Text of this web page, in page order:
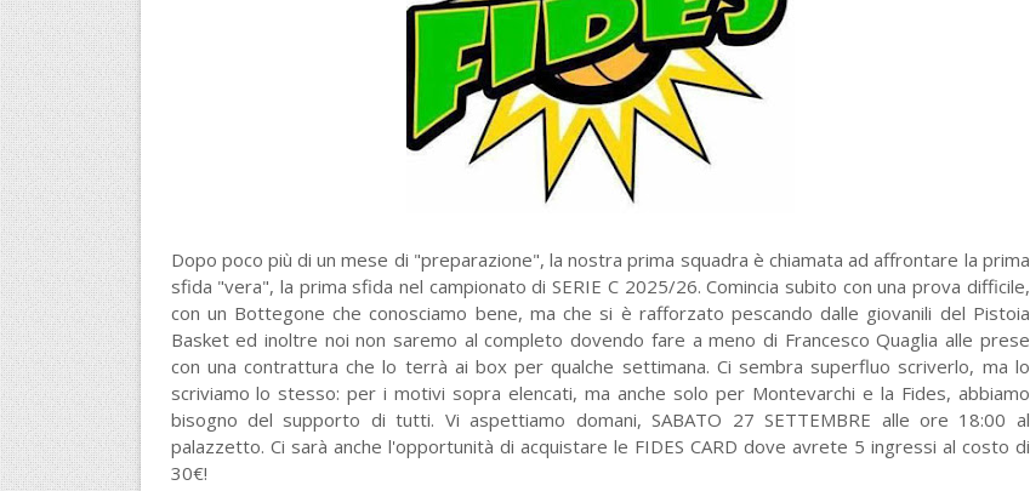
Dopo poco più di un mese di "preparazione", la nostra prima squadra è chiamata ad affrontare la prima
sfida "vera", la prima sfida nel campionato di SERIE C 2025/26. Comincia subito con una prova difficile,
con un Bottegone che conosciamo bene, ma che si è rafforzato pescando dalle giovanili del Pistoia
Basket ed inoltre noi non saremo al completo dovendo fare a meno di Francesco Quaglia alle prese
con una contrattura che lo terrà ai box per qualche settimana. Ci sembra superfluo scriverlo, ma lo
scriviamo lo stesso: per i motivi sopra elencati, ma anche solo per Montevarchi e la Fides, abbiamo
bisogno del supporto di tutti. Vi aspettiamo domani, SABATO 27 SETTEMBRE alle ore 18:00 al
palazzetto. Ci sarà anche l'opportunità di acquistare le FIDES CARD dove avrete 5 ingressi al costo di
30€!